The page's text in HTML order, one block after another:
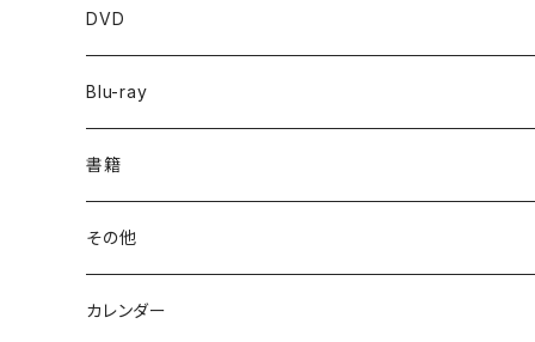
DVD
Blu-ray
書籍
その他
カレンダー